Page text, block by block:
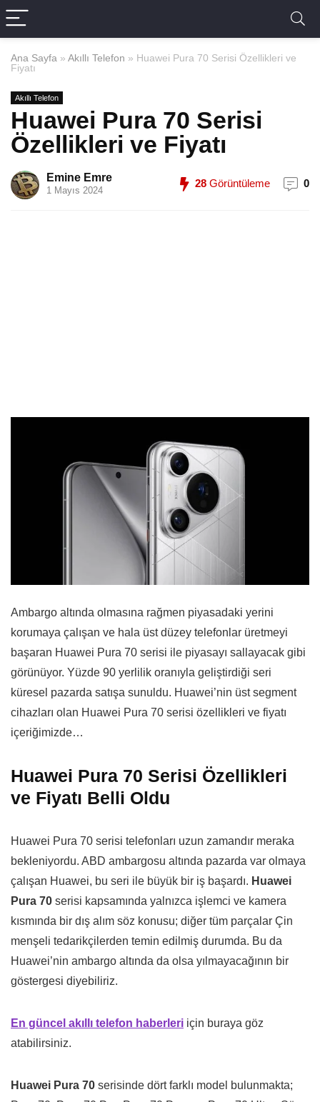
Ana Sayfa » Akıllı Telefon » Huawei Pura 70 Serisi Özellikleri ve
Fiyatı
Akıllı Telefon
Huawei Pura 70 Serisi
Özellikleri ve Fiyatı
Emine Emre
1 Mayıs 2024
28 Görüntüleme 0
Ambargo altında olmasına rağmen piyasadaki yerini
korumaya çalışan ve hala üst düzey telefonlar üretmeyi
başaran Huawei Pura 70 serisi ile piyasayı sallayacak gibi
görünüyor. Yüzde 90 yerlilik oranıyla geliştirdiği seri
küresel pazarda satışa sunuldu. Huawei’nin üst segment
cihazları olan Huawei Pura 70 serisi özellikleri ve fiyatı
içeriğimizde…
Huawei Pura 70 Serisi Özellikleri
ve Fiyatı Belli Oldu
Huawei Pura 70 serisi telefonları uzun zamandır meraka
bekleniyordu. ABD ambargosu altında pazarda var olmaya
çalışan Huawei, bu seri ile büyük bir iş başardı. Huawei
Pura 70 serisi kapsamında yalnızca işlemci ve kamera
kısmında bir dış alım söz konusu; diğer tüm parçalar Çin
menşeli tedarikçilerden temin edilmiş durumda. Bu da
Huawei’nin ambargo altında da olsa yılmayacağının bir
göstergesi diyebiliriz.
En güncel akıllı telefon haberleri için buraya göz
atabilirsiniz.
Huawei Pura 70 serisinde dört farklı model bulunmakta;